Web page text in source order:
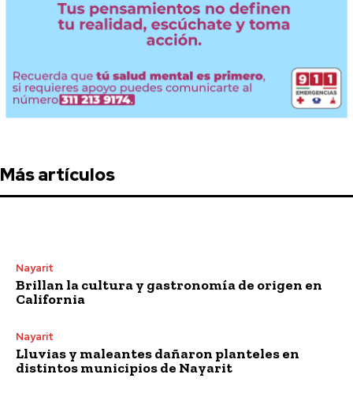
Más artículos
Nayarit
Brillan la cultura y gastronomía de origen en
California
Nayarit
Lluvias y maleantes dañaron planteles en
distintos municipios de Nayarit